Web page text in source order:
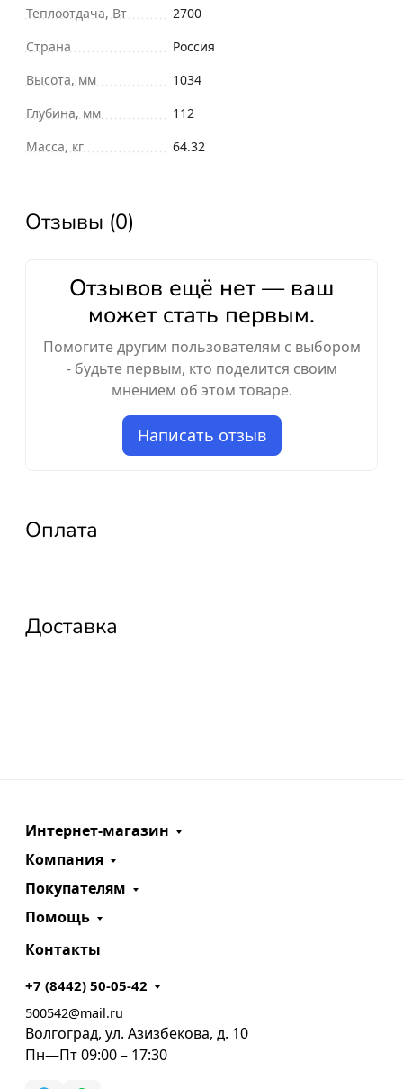
Теплоотдача, Вт
2700
Страна
Россия
Высота, мм
1034
Глубина, мм
112
Масса, кг
64.32
Отзывы (0)
Отзывов ещё нет — ваш
может стать первым.
Помогите другим пользователям с выбором
- будьте первым, кто поделится своим
мнением об этом товаре.
Написать отзыв
Оплата
Доставка
Интернет-магазин
Компания
Покупателям
Помощь
Контакты
+7 (8442) 50-05-42
500542@mail.ru
Волгоград, ул. Азизбекова, д. 10
Пн—Пт 09:00 – 17:30